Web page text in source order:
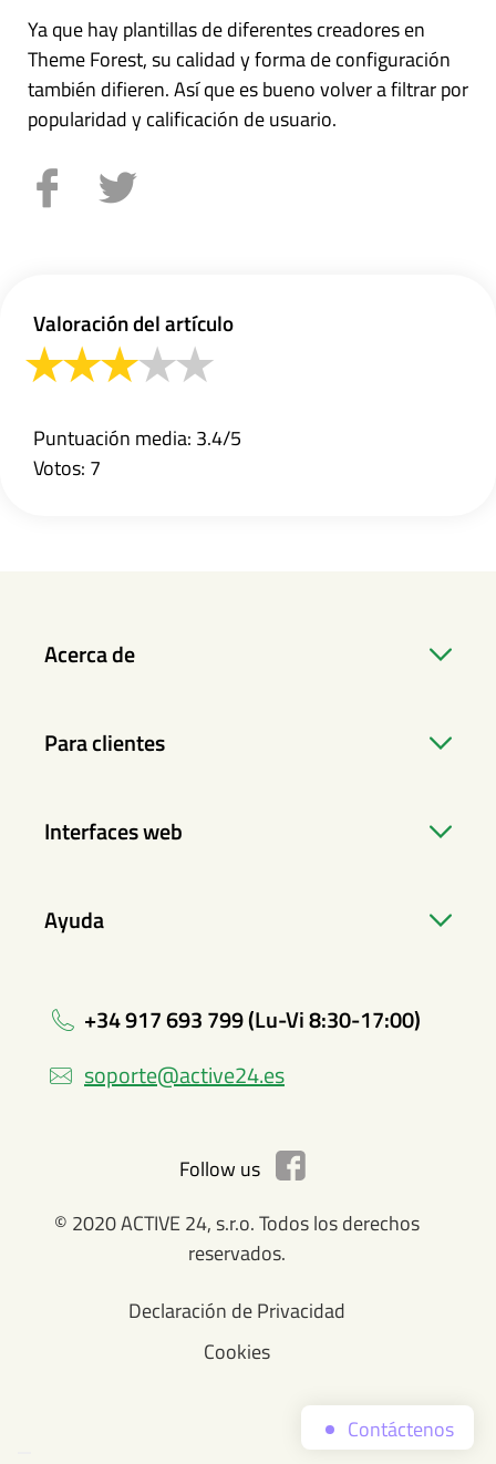
Ya que hay plantillas de diferentes creadores en
Theme Forest, su calidad y forma de configuración
también difieren. Así que es bueno volver a filtrar por
popularidad y calificación de usuario.
Valoración del artículo
Puntuación media: 3.4/5
Votos: 7
Acerca de
Para clientes
Interfaces web
Ayuda
+34 917 693 799 (Lu-Vi 8:30-17:00)
soporte@active24.es
Follow us
© 2020 ACTIVE 24, s.r.o. Todos los derechos
reservados.
Declaración de Privacidad
Cookies
Contáctenos